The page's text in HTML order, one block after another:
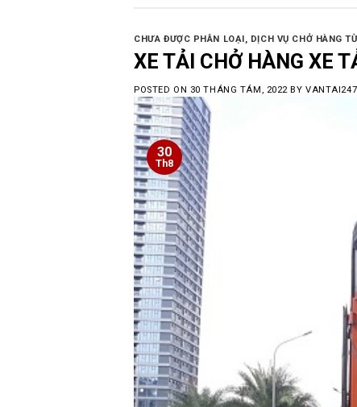
CHƯA ĐƯỢC PHÂN LOẠI, DỊCH VỤ CHỞ HÀNG
XE TẢI CHỞ HÀNG XE
POSTED ON 30 THÁNG TÁM, 2022BYVANTAI247
30
Th8